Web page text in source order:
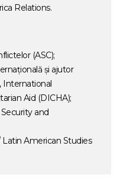
Relations.
(ASC);
şi ajutor
Aid (DICHA);
and
American Studies